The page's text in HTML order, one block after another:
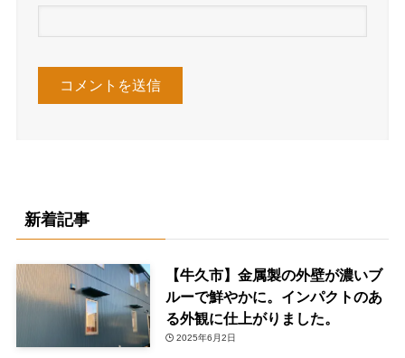
新着記事
【牛久市】金属製の外壁が濃いブ
ルーで鮮やかに。インパクトのあ
る外観に仕上がりました。
2025年6月2日